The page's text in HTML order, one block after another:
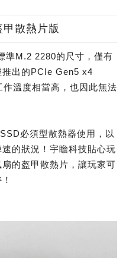
散熱片版
準M.2 2280的尺寸，僅有
出的PCIe Gen5 x4
溫度相當高，也因此無法
必須型散熱器使用，以
的狀況！宇瞻科技貼心玩
的盔甲散熱片，讓玩家可